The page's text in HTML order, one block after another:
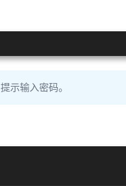
提示输入密码。